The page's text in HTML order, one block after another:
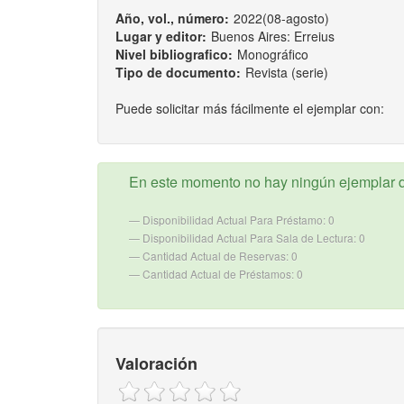
Año, vol., número: 2022(08-agosto)
Lugar y editor: Buenos Aires: Erreius
Nivel bibliografico: Monográfico
Tipo de documento: Revista (serie)
Puede solicitar más fácilmente el ejemplar con:
En este momento no hay ningún ejemplar
Disponibilidad Actual Para Préstamo: 0
Disponibilidad Actual Para Sala de Lectura: 0
Cantidad Actual de Reservas: 0
Cantidad Actual de Préstamos: 0
Valoración